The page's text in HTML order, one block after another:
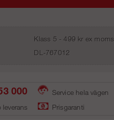
Klass 5 - 499 kr ex moms
DL-767012
000
Service hela vägen
Prisgaranti